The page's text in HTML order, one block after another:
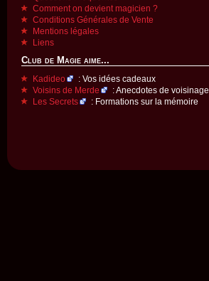
Comment on devient magicien ?
Conditions Générales de Vente
Mentions légales
Liens
Club de Magie aime...
Kadideo
: Vos idées cadeaux
Voisins de Merde
: Anecdotes de voisinage
Les Secrets
: Formations sur la mémoire